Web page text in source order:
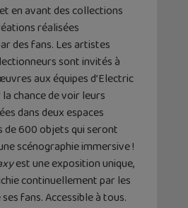
en avant des collections
réalisées
des fans. Les artistes
sont invités à
aux équipes d’Electric
chance de voir leurs
dans deux espaces
de 600 objets qui seront
scénographie immersive !
est une exposition unique,
continuellement par les
fans. Accessible à tous.